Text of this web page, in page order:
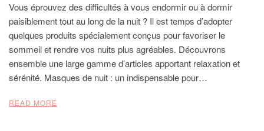
Vous éprouvez des difficultés à vous endormir ou à dormir
paisiblement tout au long de la nuit ? Il est temps d’adopter
quelques produits spécialement conçus pour favoriser le
sommeil et rendre vos nuits plus agréables. Découvrons
ensemble une large gamme d’articles apportant relaxation et
sérénité. Masques de nuit : un indispensable pour…
READ MORE